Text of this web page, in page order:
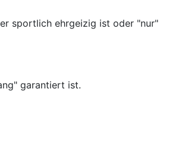
sportlich ehrgeizig ist oder "nur"
garantiert ist.